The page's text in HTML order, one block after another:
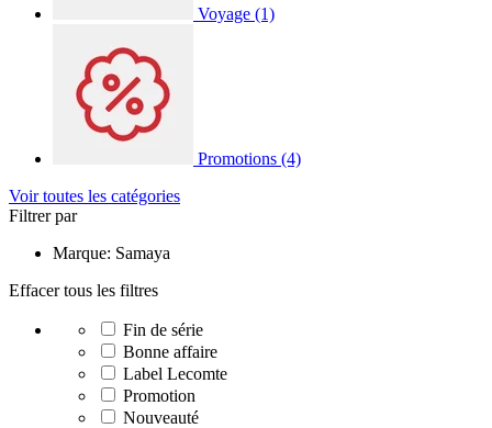
Voyage (1)
Promotions (4)
Voir toutes les catégories
Filtrer par
Marque: Samaya
Effacer tous les filtres
Fin de série
Bonne affaire
Label Lecomte
Promotion
Nouveauté